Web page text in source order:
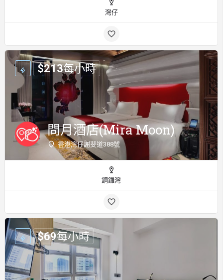
灣仔
問月酒店(Mira Moon)
香港灣仔謝斐道388號
$213每小時
銅鑼灣
$69每小時